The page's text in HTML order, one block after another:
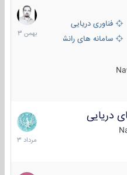
فناوری دریایی
سامانه های رانشی دریایی
6
بهمن
1403
2
مرداد
1403